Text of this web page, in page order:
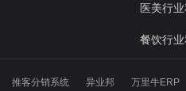
医美行
餐饮行
推客分销系统 异业邦 万里牛ERP